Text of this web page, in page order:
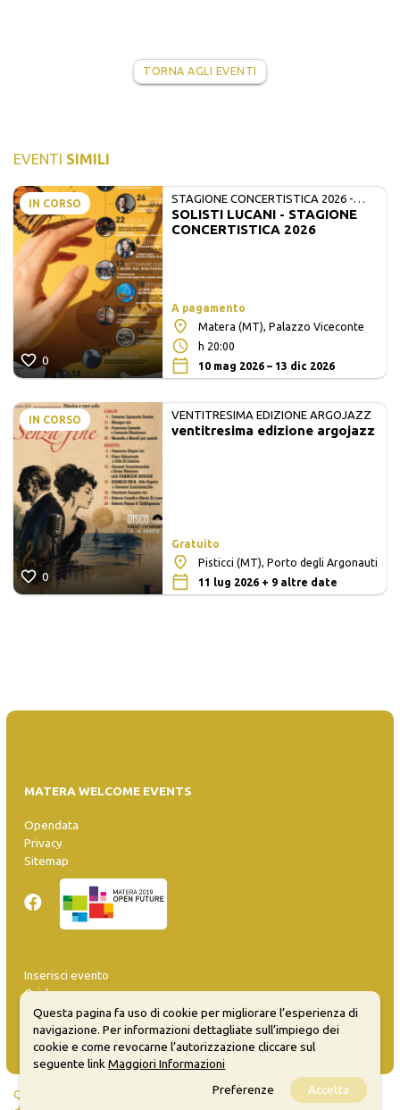
TORNA AGLI EVENTI
EVENTI SIMILI
IN CORSO
0
STAGIONE CONCERTISTICA 2026 -
MATE E SOLISTI LUCANI
SOLISTI LUCANI - STAGIONE
CONCERTISTICA 2026
A pagamento
Matera (MT), Palazzo Viceconte
h 20:00
10 mag 2026 – 13 dic 2026
IN CORSO
0
VENTITRESIMA EDIZIONE ARGOJAZZ
ventitresima edizione argojazz
Gratuito
Pisticci (MT), Porto degli Argonauti
11 lug 2026 + 9 altre date
MATERA WELCOME EVENTS
Opendata
Privacy
Sitemap
Inserisci evento
Guida
FAQ
info@materaevents.it
Quanto realizzato è sottoposto a licenza CC-BY-SA che permette di
Questa pagina fa uso di cookie per migliorare l’esperienza di
navigazione. Per informazioni dettagliate sull’impiego dei
cookie e come revocarne l’autorizzazione cliccare sul
seguente linkMaggiori Informazioni
Preferenze
Accetta